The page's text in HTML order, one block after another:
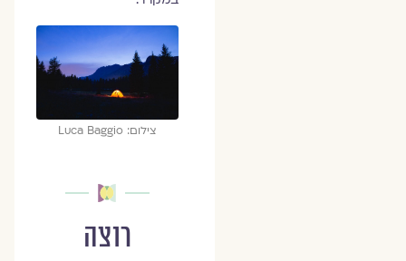
צילום: Luca Baggio
רוצה